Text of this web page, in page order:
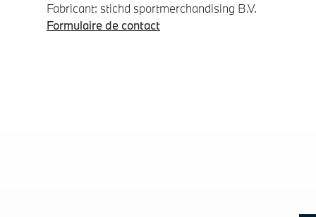
Fabricant: stichd sportmerchandising B.V.
Formulaire de contact